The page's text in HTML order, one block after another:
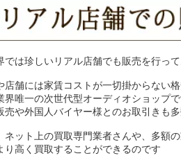
では珍しいリアル店舗でも販売を行って
店舗には家賃コストが一切掛からない
界唯一の次世代型オーディオショップで
売や外国人バイヤー様とのお取引きも多
ネット上の買取専門業者さんや、多額
り高く買取することができるのです